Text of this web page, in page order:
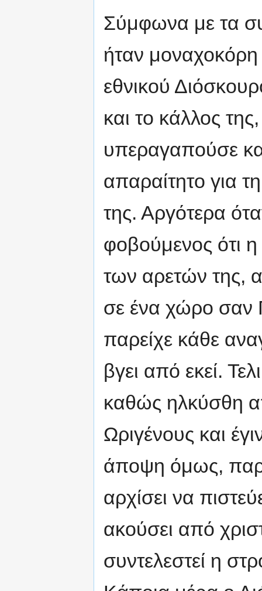
Σύμφωνα με τα
ήταν
εθνικού
και το κάλλος
υπεραγαπούσε
απαραίτητο για
της. Αργότερα
φοβούμενος ότι η
των αρετών της,
σε ένα χώρο σαν
παρείχε κάθε
βγει από εκεί.
καθώς ηλκύσθη
Ωριγένους και
άποψη όμως,
αρχίσει να
ακούσει από
συντελεστεί η